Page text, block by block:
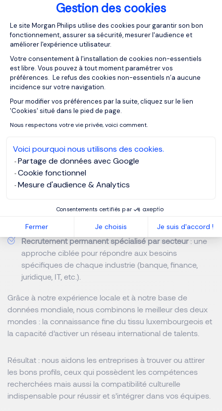
Gestion des cookies
Plateforme de Gestion du
Le site Morgan Philips utilise des cookies pour garantir son bon
fonctionnement, assurer sa sécurité, mesurer l'audience et
améliorer l'expérience utilisateur.
Votre consentement à l'installation de cookies non-essentiels
est libre. Vous pouvez à tout moment paramétrer vos
préférences. Le refus des cookies non-essentiels n’a aucune
incidence sur votre navigation.
Pour modifier vos préférences par la suite, cliquez sur le lien
'Cookies' situé dans le pied de page.
Nous respectons votre vie privée, voici comment.
Voici pourquoi nous utilisons des cookies.
Partage de données avec Google
Cookie fonctionnel
Mesure d'audience & Analytics
Consentements certifiés par
Fermer Je choisis Je suis d'accord !
Axeptio consent
Notre approche : sécuriser
vos recrutements au
Luxembourg grâce à notre
double expertise
Au Luxembourg, le marché du recrutement est unique :
international, compétitif et en constante évolution. Pour
C’est pourquoi nous mettons à disposition de nos clients
une double expertise :
attirer des dirigeants et experts rares, essentiels à la
croissance des entreprises.
Recrutement permanent spécialisé par secteur: une
approche ciblée pour répondre aux besoins
spécifiques de chaque industrie (banque, finance,
juridique, IT, etc.).
Grâce à notre expérience locale et à notre base de
données mondiale, nous combinons le meilleur des deux
mondes : la connaissance fine du tissu luxembourgeois et
la capacité d’activer un réseau international de talents.
Résultat : nous aidons les entreprises à trouver ou attirer
les bons profils, ceux qui possèdent les compétences
recherchées mais aussi la compatibilité culturelle
indispensable pour réussir et s’intégrer dans vos équipes.